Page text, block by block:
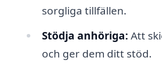
sorgliga tillfällen.
Stödja anhöriga: Att
och ger dem ditt stöd.